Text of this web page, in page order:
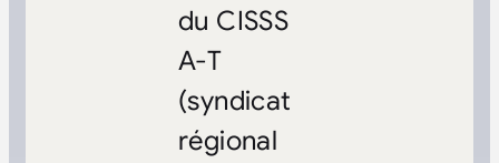
du CISSS
A-T
(syndicat
régional